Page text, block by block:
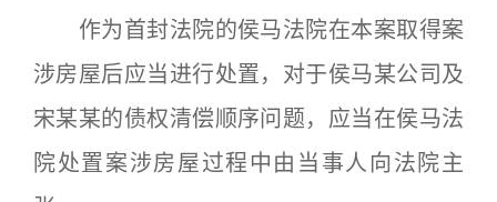
作为首封法院的侯马法院在本案取得案
涉房屋后应当进行处置，对于侯马某公司及
宋某某的债权清偿顺序问题，应当在侯马法
院处置案涉房屋过程中由当事人向法院主